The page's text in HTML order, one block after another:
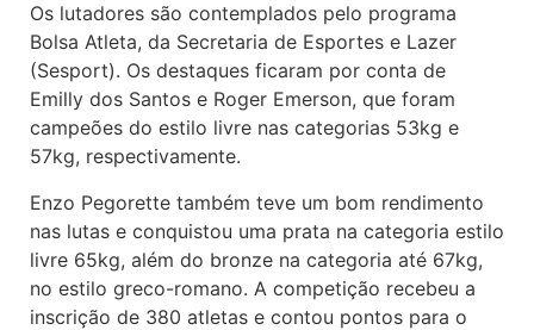
Os lutadores são contemplados pelo programa
Bolsa Atleta, da Secretaria de Esportes e Lazer
(Sesport). Os destaques ficaram por conta de
Emilly dos Santos e Roger Emerson, que foram
campeões do estilo livre nas categorias 53kg e
57kg, respectivamente.
Enzo Pegorette também teve um bom rendimento
nas lutas e conquistou uma prata na categoria estilo
livre 65kg, além do bronze na categoria até 67kg,
no estilo greco-romano. A competição recebeu a
inscrição de 380 atletas e contou pontos para o